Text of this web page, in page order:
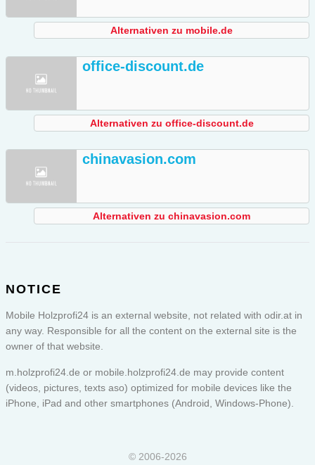
Alternativen zu mobile.de
office-discount.de
Alternativen zu office-discount.de
chinavasion.com
Alternativen zu chinavasion.com
NOTICE
Mobile Holzprofi24 is an external website, not related with odir.at in
any way. Responsible for all the content on the external site is the
owner of that website.
m.holzprofi24.de or mobile.holzprofi24.de may provide content
(videos, pictures, texts aso) optimized for mobile devices like the
iPhone, iPad and other smartphones (Android, Windows-Phone).
© 2006-2026